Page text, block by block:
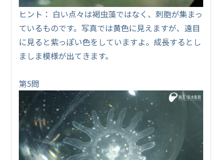
ヒント： 白い点々は褐虫藻ではなく、刺胞が集まっ
ているものです。写真では黄色に見えますが、遠目
に見ると紫っぽい色をしていますよ。成長するとし
ましま模様が出てきます。
第5問